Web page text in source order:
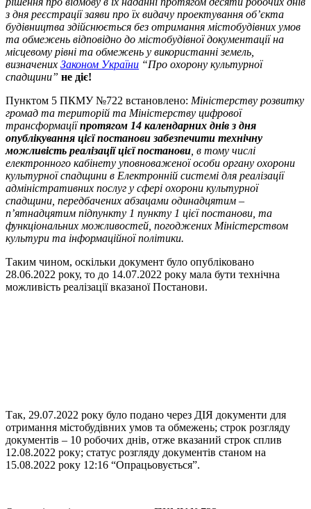
з дня реєстрації заяви про їх видачу проектування об’єкта
будівництва здійснюється без отримання містобудівних умов
та обмежень відповідно до містобудівної документації на
місцевому рівні та обмежень у використанні земель,
визначених Законом України “Про охорону культурної
спадщини” не діє!
Пунктом 5 ПКМУ №722 встановлено: Міністерству розвитку
громад та територій та Міністерству цифрової
трансформаціїпротягом 14 календарних днів з дня
опублікування цієї постанови забезпечити технічну
можливість реалізації цієї постанови , в тому числі
електронного кабінету уповноваженої особи органу охорони
культурної спадщини в Електронній системі для реалізації
адміністративних послуг у сфері охорони культурної
спадщини, передбачених абзацами одинадцятим –
п’ятнадцятим підпункту 1 пункту 1 цієї постанови, та
функціональних можливостей, погоджених Міністерством
культури та інформаційної політики.
Таким чином, оскільки документ було опубліковано
28.06.2022 року, то до 14.07.2022 року мала бути технічна
можливість реалізації вказаної Постанови.
Так, 29.07.2022 року було подано через ДІЯ документи для
отримання містобудівних умов та обмежень; строк розгляду
документів – 10 робочих днів, отже вказаний строк сплив
12.08.2022 року; статус розгляду документів станом на
15.08.2022 року 12:16 “Опрацьовується”.